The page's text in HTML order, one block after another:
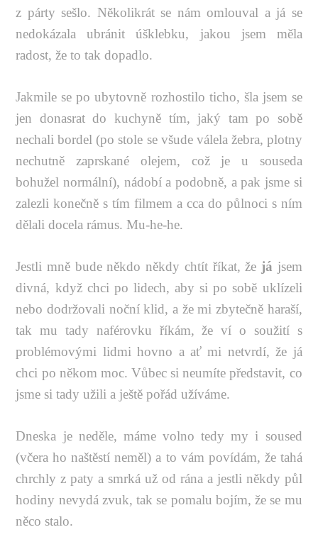
z párty sešlo. Několikrát se nám omlouval a já se
nedokázala ubránit úšklebku, jakou jsem měla
radost, že to tak dopadlo.
Jakmile se po ubytovně rozhostilo ticho, šla jsem se
jen donasrat do kuchyně tím, jaký tam po sobě
nechali bordel (po stole se všude válela žebra, plotny
nechutně zaprskané olejem, což je u souseda
bohužel normální), nádobí a podobně, a pak jsme si
zalezli konečně s tím filmem a cca do půlnoci s ním
dělali docela rámus. Mu-he-he.
Jestli mně bude někdo někdy chtít říkat, že já jsem
divná, když chci po lidech, aby si po sobě uklízeli
nebo dodržovali noční klid, a že mi zbytečně haraší,
tak mu tady naférovku říkám, že ví o soužití s
problémovými lidmi hovno a ať mi netvrdí, že já
chci po někom moc. Vůbec si neumíte představit, co
jsme si tady užili a ještě pořád užíváme.
Dneska je neděle, máme volno tedy my i soused
(včera ho naštěstí neměl) a to vám povídám, že tahá
chrchly z paty a smrká už od rána a jestli někdy půl
hodiny nevydá zvuk, tak se pomalu bojím, že se mu
něco stalo.